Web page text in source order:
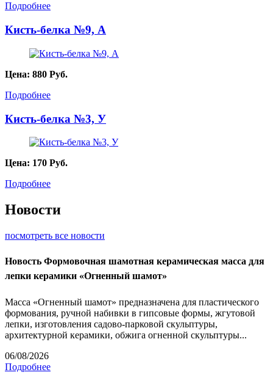
Подробнее
Кисть-белка №9, А
Цена: 880 Руб.
Подробнее
Кисть-белка №3, У
Цена: 170 Руб.
Подробнее
Новости
посмотреть все новости
Новость Формовочная шамотная керамическая масса для
лепки керамики «Огненный шамот»
Масса «Огненный шамот» предназначена для пластического
формования, ручной набивки в гипсовые формы, жгутовой
лепки, изготовления садово-парковой скульптуры,
архитектурной керамики, обжига огненной скульптуры...
06/08/2026
Подробнее